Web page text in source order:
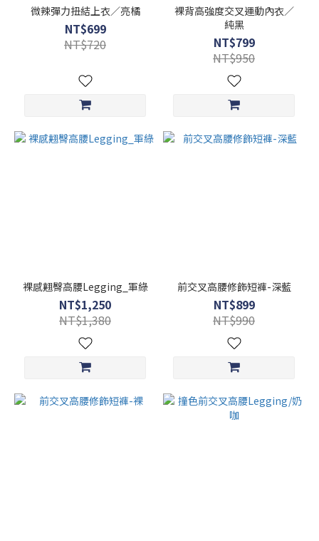
微辣彈力扭結上衣／亮橘
NT$699
NT$720
裸背高強度交叉運動內衣／
純黑
NT$799
NT$950
裸感翹臀高腰Legging_軍綠
NT$1,250
NT$1,380
前交叉高腰修飾短褲-深藍
NT$899
NT$990